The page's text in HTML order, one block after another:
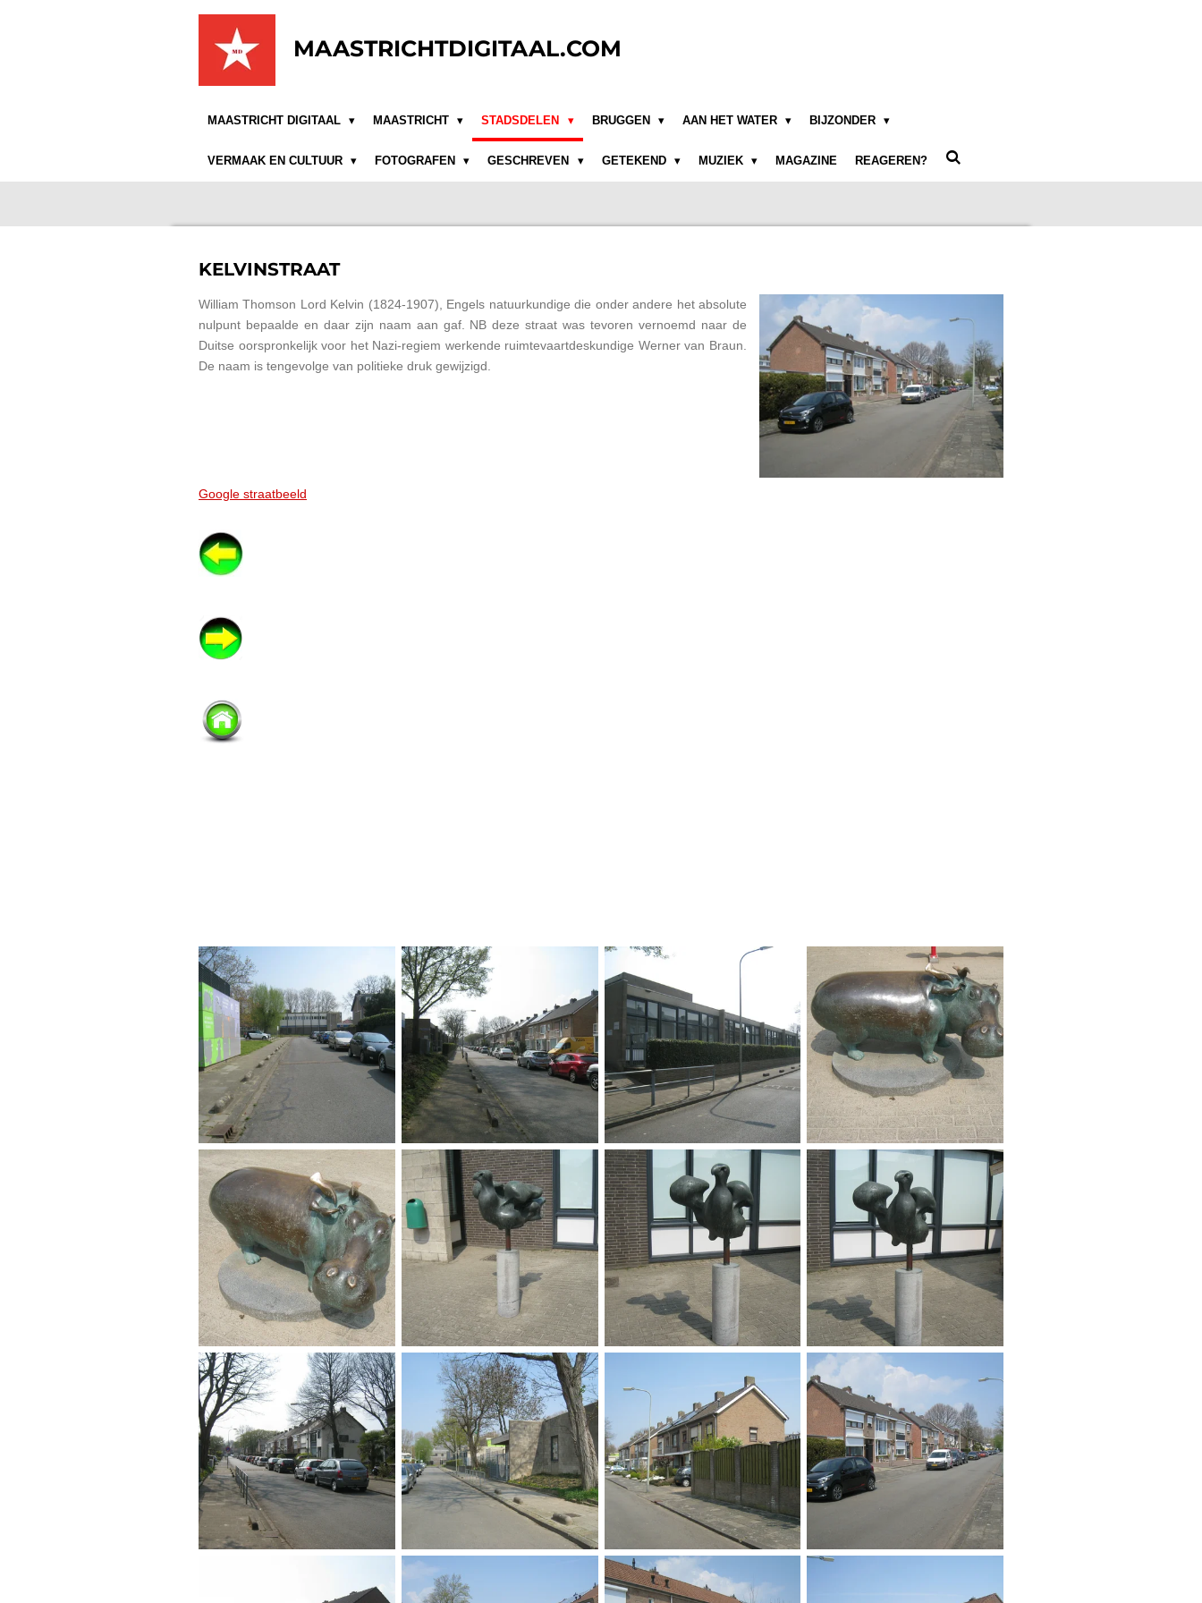
MAASTRICHTDIGITAAL.COM
MAASTRICHT DIGITAAL MAASTRICHT STADSDELEN BRUGGEN AAN HET WATER BIJZONDER
VERMAAK EN CULTUUR FOTOGRAFEN GESCHREVEN GETEKEND MUZIEK MAGAZINE REAGEREN?
KELVINSTRAAT
William Thomson Lord Kelvin (1824-1907), Engels natuurkundige die onder andere het absolute
nulpunt bepaalde en daar zijn naam aan gaf. NB deze straat was tevoren vernoemd naar de
Duitse oorspronkelijk voor het Nazi-regiem werkende ruimtevaartdeskundige Werner van Braun.
De naam is tengevolge van politieke druk gewijzigd.
Google straatbeeld